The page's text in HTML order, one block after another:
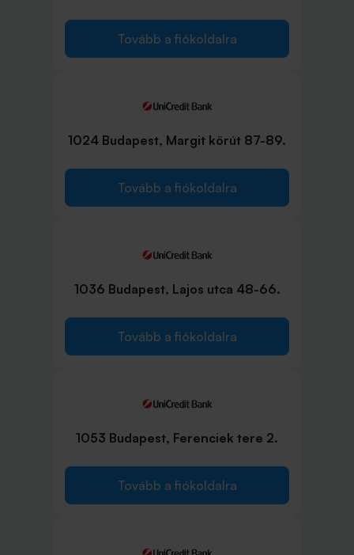
Tovább a fiókoldalra
1024 Budapest, Margit körút 87-89.
Tovább a fiókoldalra
1036 Budapest, Lajos utca 48-66.
Tovább a fiókoldalra
1053 Budapest, Ferenciek tere 2.
Tovább a fiókoldalra